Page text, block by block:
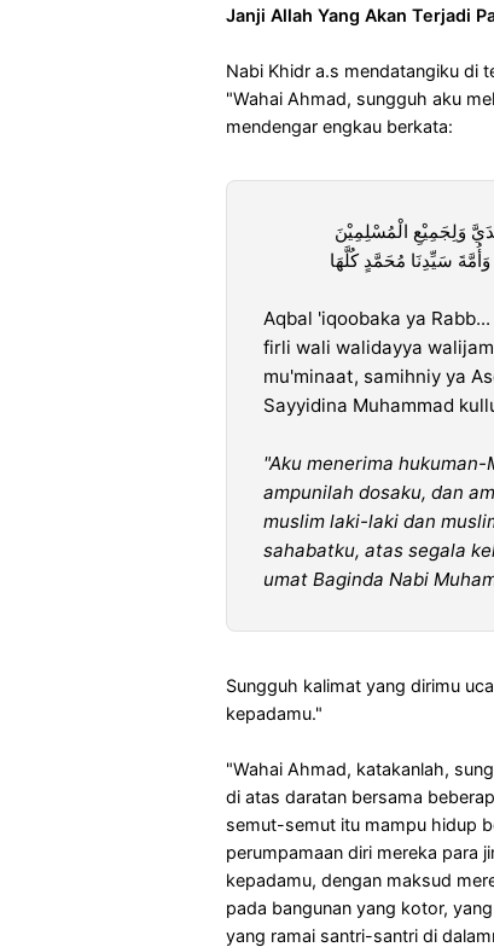
Janji Allah Yang Akan Terjadi
Nabi Khidr a.s mendatangiku di
"Wahai Ahmad, sungguh aku
mendengar engkau berkata:
وَلِجَمِيْعِ الْمُسْلِمِيْنَ
سَيِّدِنَا مُحَمَّدٍ كُلَّهَا
Aqbal 'iqoobaka ya
firli wali walidayya
mu'minaat, samihniy ya
Sayyidina Muhammad
"Aku menerima
ampunilah dosaku, dan
muslim laki-laki dan
sahabatku, atas segala
umat Baginda Nabi
Sungguh kalimat yang dirimu
kepadamu."
"Wahai Ahmad, katakanlah,
di atas daratan bersama
semut-semut itu mampu hidup
perumpamaan diri mereka para
kepadamu, dengan maksud
pada bangunan yang kotor,
yang ramai santri-santri di